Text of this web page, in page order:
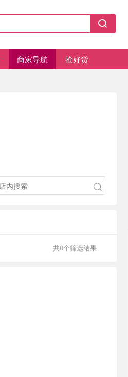
商家导航 抢好货
共0个筛选结果